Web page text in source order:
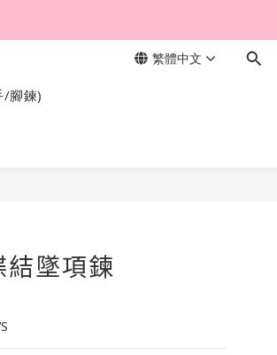
繁體中文
/腳鍊)
墜項鍊